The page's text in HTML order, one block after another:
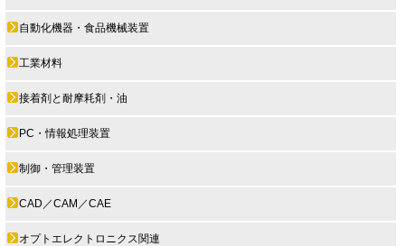
自動化機器・食品機械装置
工業材料
接着剤と耐摩耗剤・油
PC・情報処理装置
制御・管理装置
CAD／CAM／CAE
オプトエレクトロニクス関連